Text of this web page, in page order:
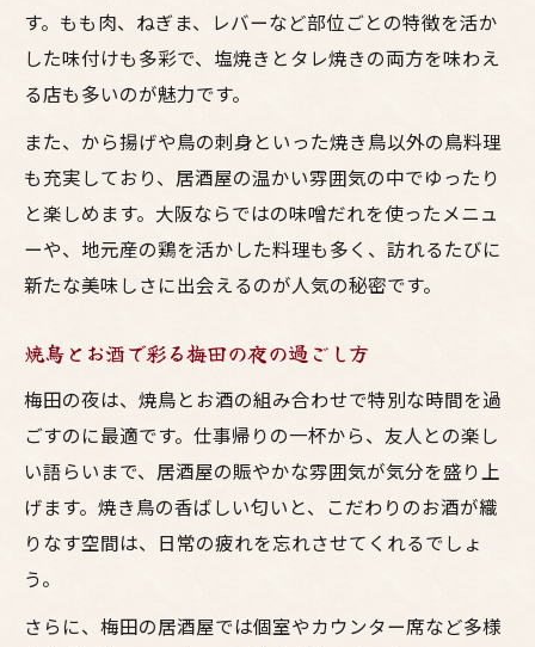
す。もも肉、ねぎま、レバーなど部位ごとの特徴を活か
した味付けも多彩で、塩焼きとタレ焼きの両方を味わえ
る店も多いのが魅力です。
また、から揚げや鳥の刺身といった焼き鳥以外の鳥料理
も充実しており、居酒屋の温かい雰囲気の中でゆったり
と楽しめます。大阪ならではの味噌だれを使ったメニュ
ーや、地元産の鶏を活かした料理も多く、訪れるたびに
新たな美味しさに出会えるのが人気の秘密です。
焼鳥とお酒で彩る梅田の夜の過ごし方
梅田の夜は、焼鳥とお酒の組み合わせで特別な時間を過
ごすのに最適です。仕事帰りの一杯から、友人との楽し
い語らいまで、居酒屋の賑やかな雰囲気が気分を盛り上
げます。焼き鳥の香ばしい匂いと、こだわりのお酒が織
りなす空間は、日常の疲れを忘れさせてくれるでしょ
う。
さらに、梅田の居酒屋では個室やカウンター席など多様